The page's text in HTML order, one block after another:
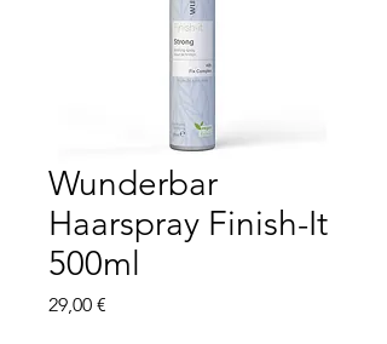
Wunderbar
Haarspray Finish-It
500ml
29,00 €